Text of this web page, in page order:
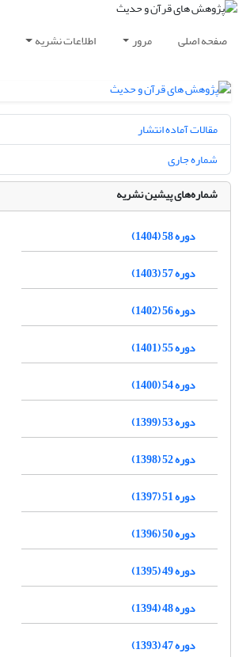
صفحه اصلی مرور اطلاعات نشریه
مقالات آماده انتشار
شماره جاری
شماره‌های پیشین نشریه
دوره 58 (1404)
دوره 57 (1403)
دوره 56 (1402)
دوره 55 (1401)
دوره 54 (1400)
دوره 53 (1399)
دوره 52 (1398)
دوره 51 (1397)
دوره 50 (1396)
دوره 49 (1395)
دوره 48 (1394)
دوره 47 (1393)